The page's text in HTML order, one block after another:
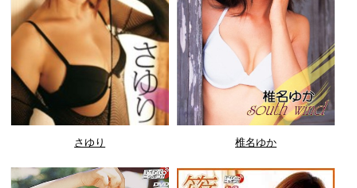
さゆり 椎名ゆか